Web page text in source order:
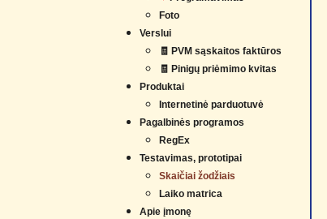
Foto
Verslui
🧾 PVM sąskaitos faktūros
🧾 Pinigų priėmimo kvitas
Produktai
Internetinė parduotuvė
Pagalbinės programos
RegEx
Testavimas, prototipai
Skaičiai žodžiais
Laiko matrica
Apie įmonę